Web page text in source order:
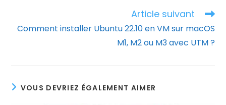
articles
Article suivant
Comment installer Ubuntu 22.10 en VM sur macOS
M1, M2 ou M3 avec UTM ?
VOUS DEVRIEZ ÉGALEMENT AIMER